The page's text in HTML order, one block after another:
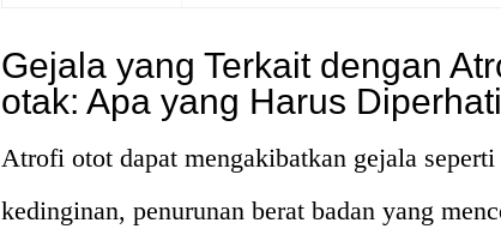
Gejala yang Terkait dengan
otak: Apa yang Harus
Atrofi otot dapat mengakibatkan gejala seperti
kedinginan, penurunan berat badan yang